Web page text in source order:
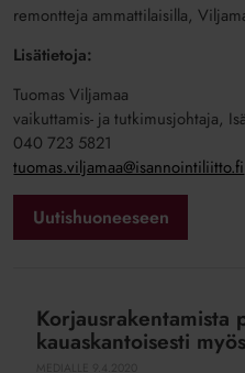
remontteja ammattilaisilla,
Lisätietoja:
Tuomas Viljamaa
vaikuttamis- ja tutkimusjohtaja,
040 723 5821
tuomas.viljamaa@isannointiliitto.fi
Uutishuoneeseen
Korjausrakentamista
pitää
Korjausrakentamista
kauaskantoisesti